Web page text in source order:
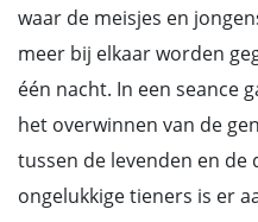
waar de meisjes en
meer bij elkaar worden
één nacht. In een seance
het overwinnen van de
tussen de levenden en de
ongelukkige tieners is er